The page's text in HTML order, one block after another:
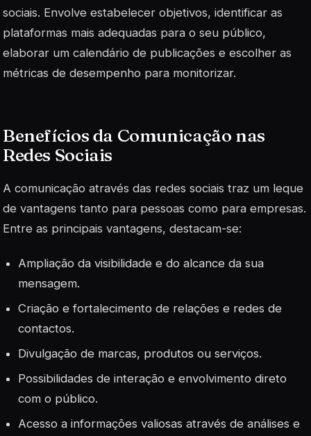
sociais. Envolve estabelecer objetivos, identificar as
plataformas mais adequadas para o seu público,
elaborar um calendário de publicações e escolher as
métricas de desempenho para monitorizar.
Benefícios da Comunicação nas
Redes Sociais
A comunicação através das redes sociais traz um leque
de vantagens tanto para pessoas como para empresas.
Entre as principais vantagens, destacam-se:
Ampliação da visibilidade e do alcance da sua
mensagem.
Criação e fortalecimento de relações e redes de
contactos.
Divulgação de marcas, produtos ou serviços.
Possibilidades de interação e envolvimento direto
com o público.
Acesso a informações valiosas através de análises e